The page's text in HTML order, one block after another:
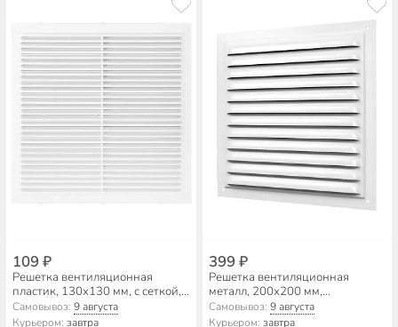
109 ₽
Решетка вентиляционная
пластик, 130х130 мм, с сеткой,
Event, 1313М/С
Самовывоз:9 августа
Курьером:завтра
399 ₽
Решетка вентиляционная
металл, 200х200 мм,
эмалированная, Viento, РМ2020
Самовывоз: 9 августа
Курьером: завтра